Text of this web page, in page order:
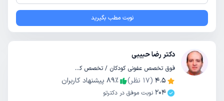
نوبت مطب بگیرید
دکتر رضا حبیبی
فوق تخصص عفونی کودکان / تخصص کودکان و اطفال
4.5
(
17 نظر) 89٪
پیشنهاد کاربران
204 نوبت موفق در دکترتو